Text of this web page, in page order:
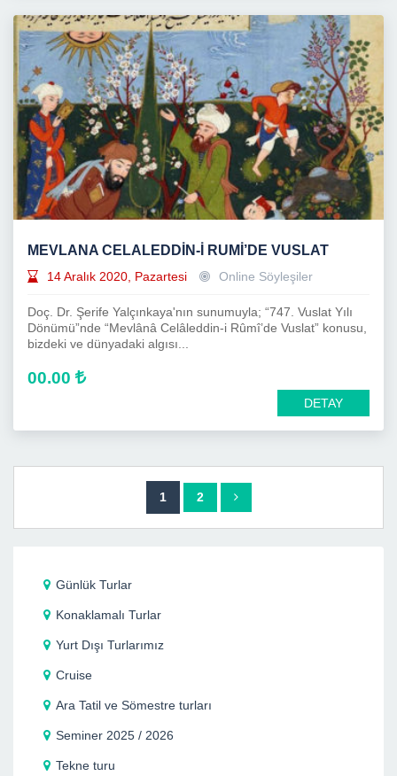
MEVLANA CELALEDDİN-İ RUMİ’DE VUSLAT
14 Aralık 2020, Pazartesi Online Söyleşiler
Doç. Dr. Şerife Yalçınkaya'nın sunumuyla; “747. Vuslat Yılı
Dönümü”nde “Mevlânâ Celâleddin-i Rûmî’de Vuslat” konusu,
bizdeki ve dünyadaki algısı...
00.00
DETAY
1 2
Günlük Turlar
Konaklamalı Turlar
Yurt Dışı Turlarımız
Cruise
Ara Tatil ve Sömestre turları
Seminer 2025 / 2026
Tekne turu